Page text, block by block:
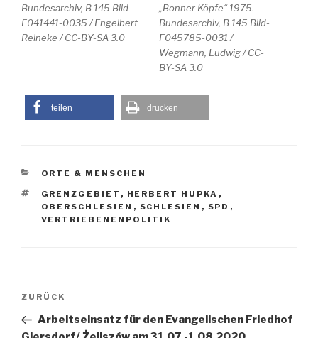
Bundesarchiv, B 145 Bild-
F041441-0035 / Engelbert
Reineke / CC-BY-SA 3.0
„Bonner Köpfe“ 1975.
Bundesarchiv, B 145 Bild-
F045785-0031 /
Wegmann, Ludwig / CC-
BY-SA 3.0
teilen drucken
KATEGORIEN
ORTE & MENSCHEN
SCHLAGWÖRTER
GRENZGEBIET , HERBERT HUPKA ,
OBERSCHLESIEN , SCHLESIEN , SPD ,
VERTRIEBENENPOLITIK
Vorheriger
Beitrag
ZURÜCK
Arbeitseinsatz für den Evangelischen Friedhof